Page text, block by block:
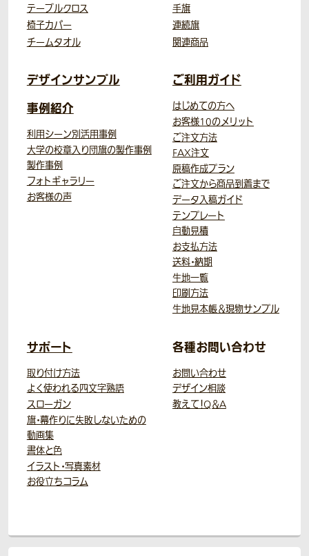
テーブルクロス
椅子カバー
チームタオル
手旗
連続旗
関連商品
デザインサンプル
事例紹介
利用シーン別活用事例
大学の校章入り団旗の製作事例
製作事例
フォトギャラリー
お客様の声
ご利用ガイド
はじめての方へ
お客様10のメリット
ご注文方法
FAX注文
原稿作成プラン
ご注文から商品到着まで
データ入稿ガイド
テンプレート
自動見積
お支払方法
送料・納期
生地一覧
印刷方法
生地見本帳＆現物サンプル
サポート
取り付け方法
よく使われる四文字熟語
スローガン
旗・幕作りに失敗しないための
動画集
書体と色
イラスト・写真素材
お役立ちコラム
各種お問い合わせ
お問い合わせ
デザイン相談
教えて！Q＆A